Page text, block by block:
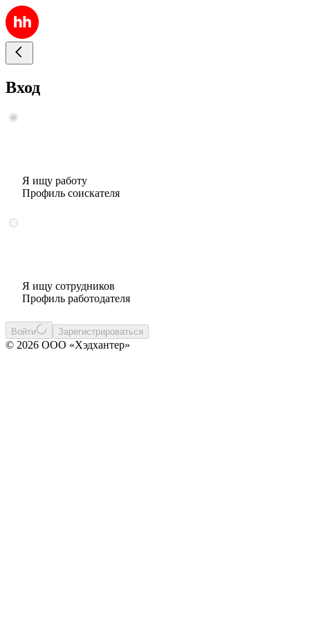
Вход
Я ищу работу
Профиль соискателя
Я ищу сотрудников
Профиль работодателя
Войти Зарегистрироваться
© 2026 ООО «Хэдхантер»